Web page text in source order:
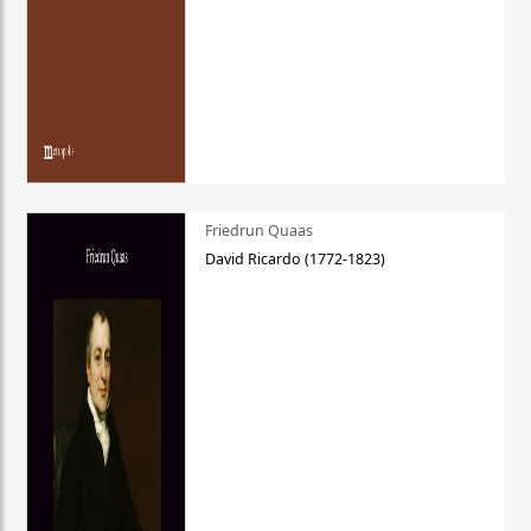
Friedrun Quaas
David Ricardo (1772-1823)